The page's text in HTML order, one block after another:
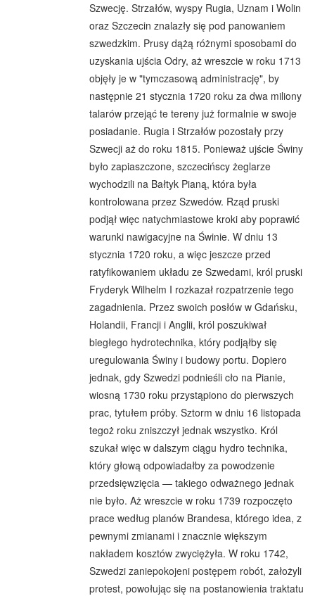
Szwecję. Strzałów, wyspy Rugia, Uznam i Wolin
oraz Szczecin znalazły się pod panowaniem
szwedzkim. Prusy dążą różnymi sposobami do
uzyskania ujścia Odry, aż wreszcie w roku 1713
objęły je w "tymczasową administrację", by
następnie 21 stycznia 1720 roku za dwa miliony
talarów przejąć te tereny już formalnie w swoje
posiadanie. Rugia i Strzałów pozostały przy
Szwecji aż do roku 1815. Ponieważ ujście Świny
było zapiaszczone, szczecińscy żeglarze
wychodzili na Bałtyk Pianą, która była
kontrolowana przez Szwedów. Rząd pruski
podjął więc natychmiastowe kroki aby poprawić
warunki nawigacyjne na Świnie. W dniu 13
stycznia 1720 roku, a więc jeszcze przed
ratyfikowaniem układu ze Szwedami, król pruski
Fryderyk Wilhelm I rozkazał rozpatrzenie tego
zagadnienia. Przez swoich posłów w Gdańsku,
Holandii, Francji i Anglii, król poszukiwał
biegłego hydrotechnika, który podjąłby się
uregulowania Świny i budowy portu. Dopiero
jednak, gdy Szwedzi podnieśli cło na Pianie,
wiosną 1730 roku przystąpiono do pierwszych
prac, tytułem próby. Sztorm w dniu 16 listopada
tegoż roku zniszczył jednak wszystko. Król
szukał więc w dalszym ciągu hydro technika,
który głową odpowiadałby za powodzenie
przedsięwzięcia — takiego odważnego jednak
nie było. Aż wreszcie w roku 1739 rozpoczęto
prace według planów Brandesa, którego idea, z
pewnymi zmianami i znacznie większym
nakładem kosztów zwyciężyła. W roku 1742,
Szwedzi zaniepokojeni postępem robót, założyli
protest, powołując się na postanowienia traktatu